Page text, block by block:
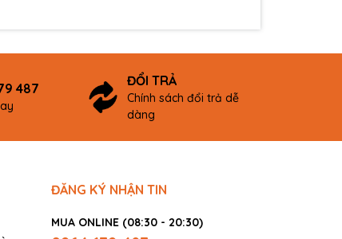
487
ĐỔI TRẢ
Chính sách đổi trả dễ
dàng
ĐĂNG KÝ NHẬN TIN
MUA ONLINE (08:30 - 20:30)